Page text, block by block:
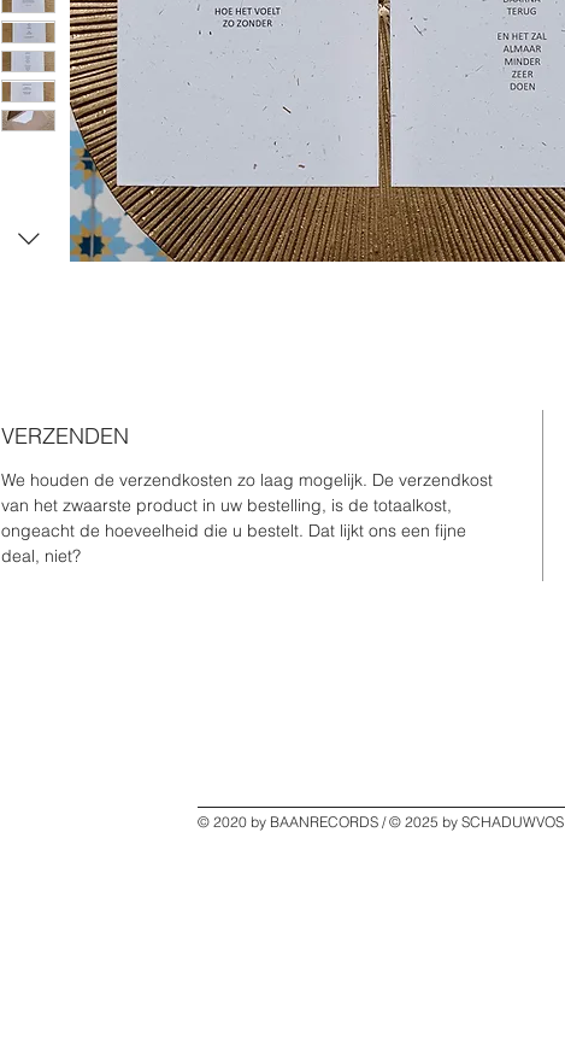
VERZENDEN
We houden de verzendkosten zo laag mogelijk. De verzendkost
van het zwaarste product in uw bestelling, is de totaalkost,
ongeacht de hoeveelheid die u bestelt. Dat lijkt ons een fijne
deal, niet?
© 2020 by BAANRECORDS / © 2025 by SCHADUWVOS